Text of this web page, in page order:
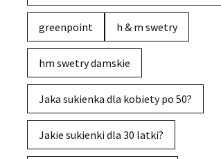
greenpoint h & m swetry
hm swetry damskie
Jaka sukienka dla kobiety po 50?
Jakie sukienki dla 30 latki?